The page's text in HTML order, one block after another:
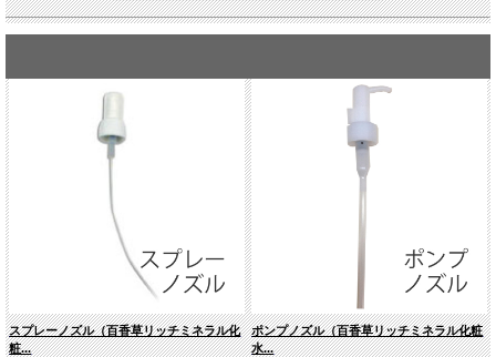
スプレーノズル（百香草リッチミネラル化
粧...
ポンプノズル（百香草リッチミネラル化粧
水...